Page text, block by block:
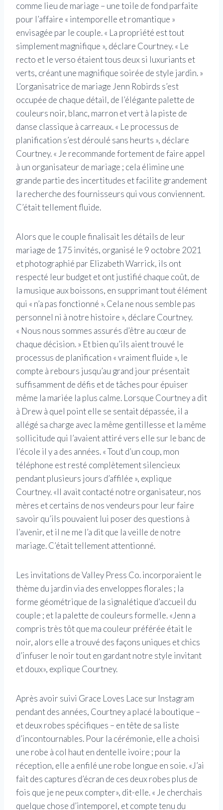
comme lieu de mariage – une toile de fond parfaite
pour l’affaire « intemporelle et romantique »
envisagée par le couple. « La propriété est tout
simplement magnifique », déclare Courtney. « Le
recto et le verso étaient tous deux si luxuriants et
verts, créant une magnifique soirée de style jardin. »
L’organisatrice de mariage Jenn Robirds s’est
occupée de chaque détail, de l’élégante palette de
couleurs noir, blanc, marron et vert à la piste de
danse classique à carreaux. « Le processus de
planification s’est déroulé sans heurts », déclare
Courtney. « Je recommande fortement de faire appel
à un organisateur de mariage ; cela élimine une
grande partie des incertitudes et facilite grandement
la recherche des fournisseurs qui vous conviennent.
C’était tellement fluide.
Alors que le couple finalisait les détails de leur
mariage de 175 invités, organisé le 9 octobre 2021
et photographié par Elizabeth Warrick, ils ont
respecté leur budget et ont justifié chaque coût, de
la musique aux boissons, en supprimant tout élément
qui « n’a pas fonctionné ». Cela ne nous semble pas
personnel ni à notre histoire », déclare Courtney.
« Nous nous sommes assurés d’être au cœur de
chaque décision. » Et bien qu’ils aient trouvé le
processus de planification « vraiment fluide », le
compte à rebours jusqu’au grand jour présentait
suffisamment de défis et de tâches pour épuiser
même la mariée la plus calme. Lorsque Courtney a dit
à Drew à quel point elle se sentait dépassée, il a
allégé sa charge avec la même gentillesse et la même
sollicitude qui l’avaient attiré vers elle sur le banc de
l’école il y a des années. « Tout d’un coup, mon
téléphone est resté complètement silencieux
pendant plusieurs jours d’affilée », explique
Courtney. «Il avait contacté notre organisateur, nos
mères et certains de nos vendeurs pour leur faire
savoir qu’ils pouvaient lui poser des questions à
l’avenir, et il ne me l’a dit que la veille de notre
mariage. C’était tellement attentionné.
Les invitations de Valley Press Co. incorporaient le
thème du jardin via des enveloppes florales ; la
forme géométrique de la signalétique d’accueil du
couple ; et la palette de couleurs formelle. «Jenn a
compris très tôt que ma couleur préférée était le
noir, alors elle a trouvé des façons uniques et chics
d’infuser le noir tout en gardant notre style invitant
et doux», explique Courtney.
Après avoir suivi Grace Loves Lace sur Instagram
pendant des années, Courtney a placé la boutique –
et deux robes spécifiques – en tête de sa liste
d’incontournables. Pour la cérémonie, elle a choisi
une robe à col haut en dentelle ivoire ; pour la
réception, elle a enfilé une robe longue en soie. «J’ai
fait des captures d’écran de ces deux robes plus de
fois que je ne peux compter», dit-elle. « Je cherchais
quelque chose d’intemporel, et compte tenu du